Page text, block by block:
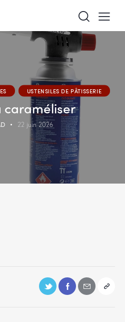
USTENSILES DE PÂTISSERIE
caraméliser
22 juin 2026